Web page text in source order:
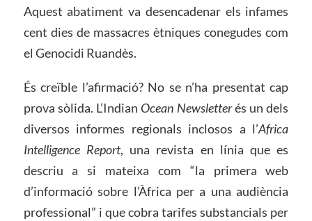
Aquest abatiment va desencadenar els infames
cent dies de massacres ètniques conegudes com
el Genocidi Ruandès.
És creïble l’afirmació? No se n’ha presentat cap
prova sòlida. L’Indian Ocean Newsletterés un dels
diversos informes regionals inclosos a l’Africa
Intelligence Report, una revista en línia que es
descriu a si mateixa com “la primera web
d’informació sobre l’Àfrica per a una audiència
professional” i que cobra tarifes substancials per